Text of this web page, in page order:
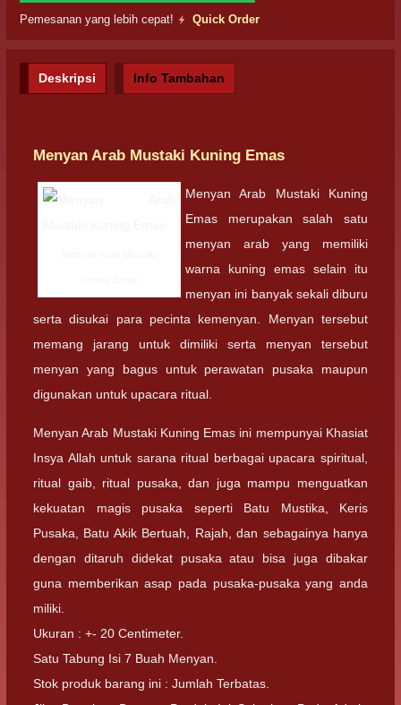
Pemesanan yang lebih cepat! Quick Order
Deskripsi Info Tambahan
Menyan Arab Mustaki Kuning Emas
Menyan Arab Mustaki Kuning
Emas merupakan salah satu
menyan arab yang memiliki
warna kuning emas selain itu
menyan ini banyak sekali diburu
serta disukai para pecinta kemenyan. Menyan tersebut
memang jarang untuk dimiliki serta menyan tersebut
menyan yang bagus untuk perawatan pusaka maupun
digunakan untuk upacara ritual.
Menyan Arab Mustaki Kuning Emas ini mempunyai Khasiat
Insya Allah untuk sarana ritual berbagai upacara spiritual,
ritual gaib, ritual pusaka, dan juga mampu menguatkan
kekuatan magis pusaka seperti Batu Mustika, Keris
Pusaka, Batu Akik Bertuah, Rajah, dan sebagainya hanya
dengan ditaruh didekat pusaka atau bisa juga dibakar
guna memberikan asap pada pusaka-pusaka yang anda
miliki.
Ukuran : +- 20 Centimeter.
Satu Tabung Isi 7 Buah Menyan.
Stok produk barang ini : Jumlah Terbatas.